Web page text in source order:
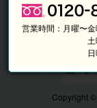
Copyright
営業時間： 月曜〜